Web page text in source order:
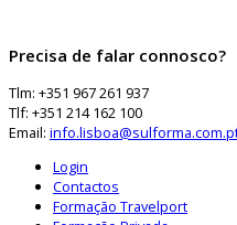
Precisa de falar connosco?
Tlm: +351 967 261 937
Tlf: +351 214 162 100
Email:
Login
Contactos
Formação Travelport